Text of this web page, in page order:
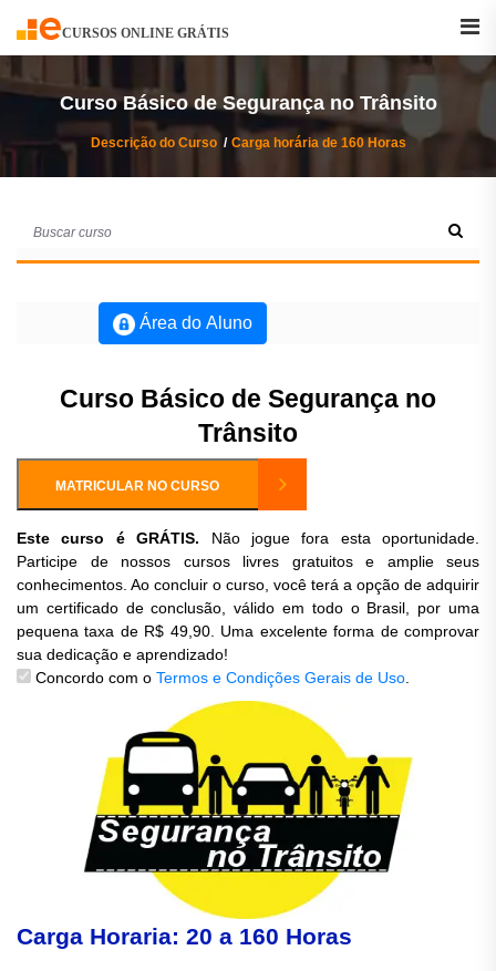
CURSOS ONLINE GRÁTIS
Curso
Curso Básico de Segurança no Trânsito
Descrição do Curso Carga horária de 160 Horas
Área do Aluno
Curso Básico de Segurança no
Trânsito
MATRICULAR NO CURSO
Este curso é GRÁTIS. Não jogue fora esta oportunidade.
Participe de nossos cursos livres gratuitos e amplie seus
conhecimentos. Ao concluir o curso, você terá a opção de adquirir
um certificado de conclusão, válido em todo o Brasil, por uma
pequena taxa de R$ 49,90. Uma excelente forma de comprovar
sua dedicação e aprendizado!
Concordo com o Termos e Condições Gerais de Uso
Carga Horaria: 20 a 160 Horas